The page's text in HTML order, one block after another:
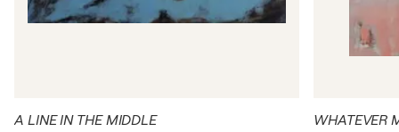
A LINE IN THE MIDDLE WHATEVER